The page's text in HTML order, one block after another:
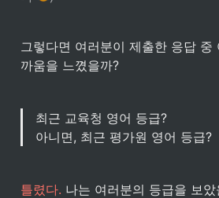
그렇다면 여러분이 제출한 응답 중
까움을 느꼈을까?
최근 교육청 영어 등급?
아니면, 최근 평가원 영어 등급?
틀렸다. 나는 여러분의 등급을 보